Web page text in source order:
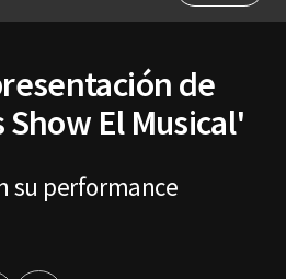
de
El Musical'
su performance